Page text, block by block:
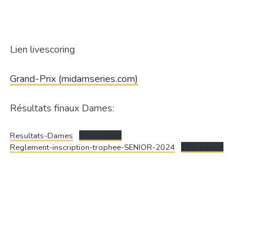
Lien livescoring
Grand-Prix (midamseries.com)
Résultats finaux Dames:
Resultats-Dames Télécharger
Reglement-inscription-trophee-SENIOR-2024 Télécharger